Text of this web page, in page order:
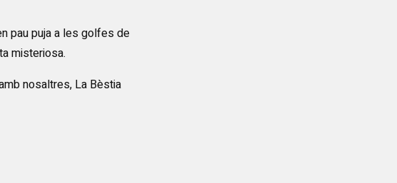
pau puja a les golfes de
misteriosa.
nosaltres, La Bèstia